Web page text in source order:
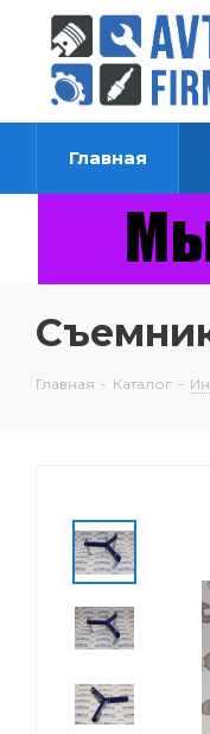
Главная
Главная - Каталог -